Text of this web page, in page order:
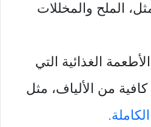
الملح والمخللات
الغذائية التي
من الألياف، مثل